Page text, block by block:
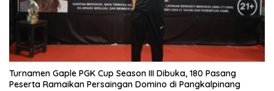
Turnamen Gaple PGK Cup Season III Dibuka, 180 Pasang
Peserta Ramaikan Persaingan Domino di Pangkalpinang